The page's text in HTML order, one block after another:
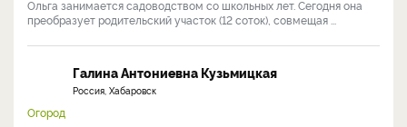
Ольга занимается садоводством со школьных лет. Сегодня она
преобразует родительский участок (12 соток), совмещая ...
Галина Антониевна Кузьмицкая
Россия, Хабаровск
Огород